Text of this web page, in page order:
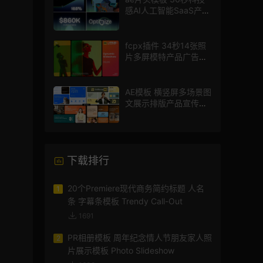
感AI人工智能SaaS产品
fcpx插件 34秒14张照
片多屏模特产品广告宣
AE模板 横竖屏多场景图
文展示排版产品宣传视
下载排行
1
20个Premiere现代商务简约标题 人名
条 字幕条模板 Trendy Call-Out
1691
2
PR相册模板 周年纪念情人节朋友家人照
片展示模板 Photo Slideshow